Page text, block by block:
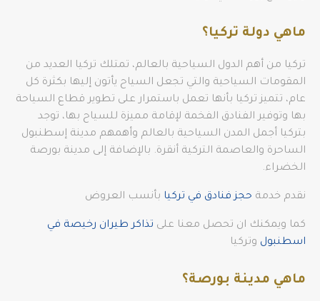
ماهي دولة تركيا؟
تركيا من أهم الدول السياحية بالعالم، تمتلك تركيا العديد من
المقومات السياحية والتي تجعل السياح يأتون إليها بكثرة كل
عام، تتميز تركيا بأنها تعمل باستمرار على تطوير قطاع السياحة
بها وتوفير الفنادق الفخمة لإقامة مميزة للسياح بها، توجد
بتركيا أجمل المدن السياحية بالعالم وأهمهم مدينة إسطنبول
الساحرة والعاصمة التركية أنقرة. بالإضافة إلى مدينة بورصة
الخضراء.
نقدم خدمة حجز فنادق في تركيا بأنسب العروض
كما ويمكنك ان تحصل معنا على تذاكر طيران رخيصة في
اسطنبول وتركيا
ماهي مدينة بورصة؟